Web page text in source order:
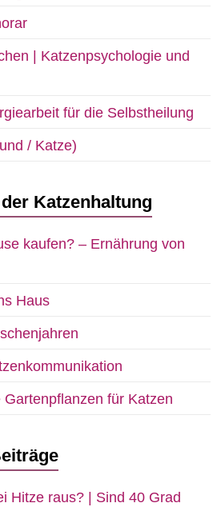
| Katzenpsychologie und
für die Selbstheilung
/ Katze)
Katzenhaltung
kaufen? – Ernährung von
Haus
für Katzen
Hitze raus? | Sind 40 Grad